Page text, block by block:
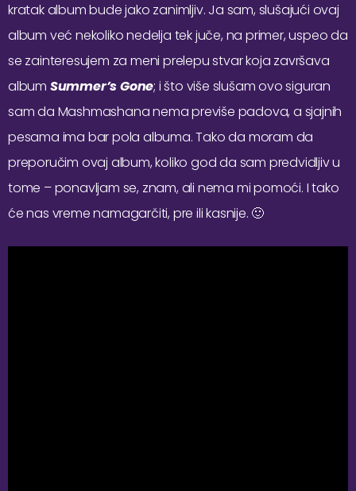
kratak album bude jako zanimljiv. Ja sam, slušajući ovaj
album već nekoliko nedelja tek juče, na primer, uspeo da
se zainteresujem za meni prelepu stvar koja završava
album Summer’s Gone; i što više slušam ovo siguran
sam da Mashmashana nema previše padova, a sjajnih
pesama ima bar pola albuma. Tako da moram da
preporučim ovaj album, koliko god da sam predvidljiv u
tome – ponavljam se, znam, ali nema mi pomoći. I tako
će nas vreme namagarčiti, pre ili kasnije. 🙂